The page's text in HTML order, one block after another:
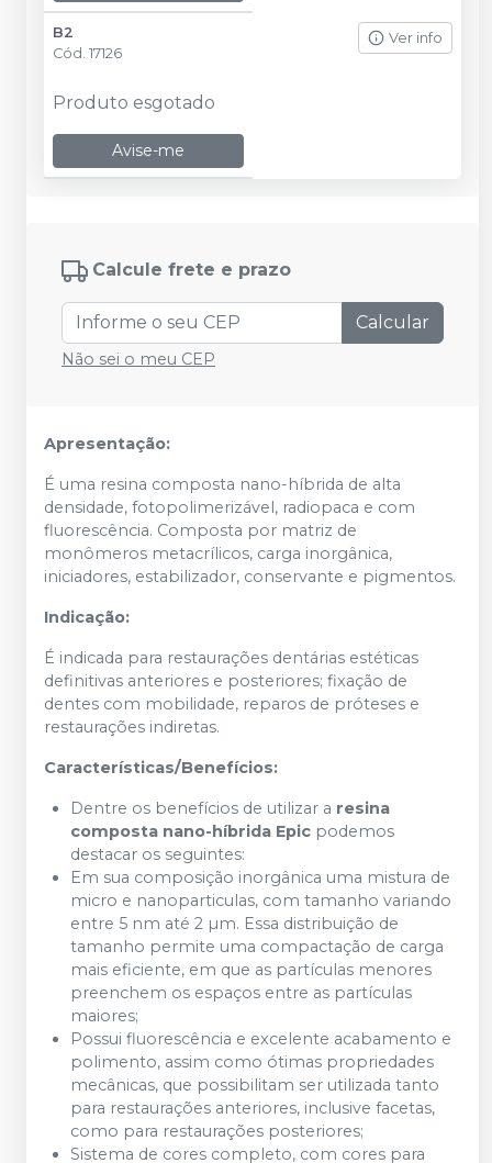
B2
Cód. 17126
Ver info
Produto esgotado
Avise-me
Calcule frete e prazo
Calcular
Não sei o meu CEP
Apresentação:
É uma resina composta nano-híbrida de alta
densidade, fotopolimerizável, radiopaca e com
fluorescência. Composta por matriz de
monômeros metacrílicos, carga inorgânica,
iniciadores, estabilizador, conservante e pigmentos.
Indicação:
É indicada para restaurações dentárias estéticas
definitivas anteriores e posteriores; fixação de
dentes com mobilidade, reparos de próteses e
restaurações indiretas.
Características/Benefícios:
Dentre os benefícios de utilizar a resina
composta nano-híbrida Epic podemos
destacar os seguintes:
Em sua composição inorgânica uma mistura de
micro e nanoparticulas, com tamanho variando
entre 5 nm até 2 µm. Essa distribuição de
tamanho permite uma compactação de carga
mais eficiente, em que as partículas menores
preenchem os espaços entre as partículas
maiores;
Possui fluorescência e excelente acabamento e
polimento, assim como ótimas propriedades
mecânicas, que possibilitam ser utilizada tanto
para restaurações anteriores, inclusive facetas,
como para restaurações posteriores;
Sistema de cores completo, com cores para